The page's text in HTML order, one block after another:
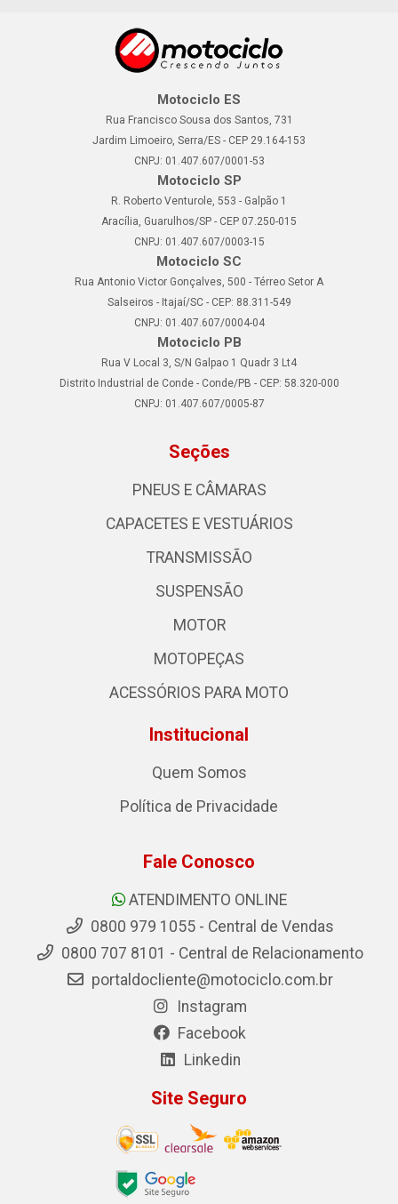
Motociclo ES
Rua Francisco Sousa dos Santos, 731
Jardim Limoeiro, Serra/ES - CEP 29.164-153
CNPJ: 01.407.607/0001-53
Motociclo SP
R. Roberto Venturole, 553 - Galpão 1
Aracília, Guarulhos/SP - CEP 07.250-015
CNPJ: 01.407.607/0003-15
Motociclo SC
Rua Antonio Victor Gonçalves, 500 - Térreo Setor A
Salseiros - Itajaí/SC - CEP: 88.311-549
CNPJ: 01.407.607/0004-04
Motociclo PB
Rua V Local 3, S/N Galpao 1 Quadr 3 Lt4
Distrito Industrial de Conde - Conde/PB - CEP: 58.320-000
CNPJ: 01.407.607/0005-87
Seções
PNEUS E CÂMARAS
CAPACETES E VESTUÁRIOS
TRANSMISSÃO
SUSPENSÃO
MOTOR
MOTOPEÇAS
ACESSÓRIOS PARA MOTO
Institucional
Quem Somos
Política de Privacidade
Fale Conosco
ATENDIMENTO ONLINE
0800 979 1055 - Central de Vendas
0800 707 8101 - Central de Relacionamento
portaldocliente@motociclo.com.br
Instagram
Facebook
Linkedin
Site Seguro